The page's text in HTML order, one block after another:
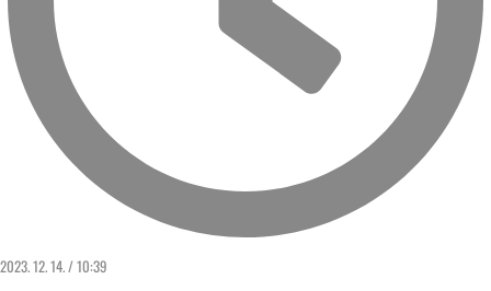
2023. 12. 14. / 10:39